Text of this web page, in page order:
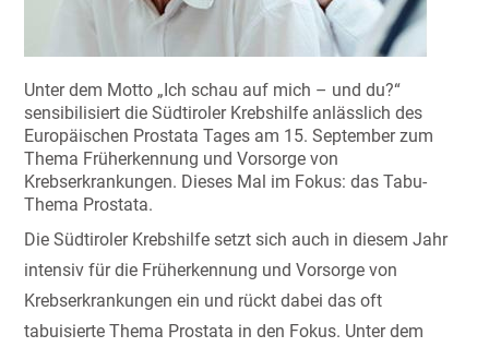
Unter dem Motto „Ich schau auf mich – und du?“
sensibilisiert die Südtiroler Krebshilfe anlässlich des
Europäischen Prostata Tages am 15. September zum
Thema Früherkennung und Vorsorge von
Krebserkrankungen. Dieses Mal im Fokus: das Tabu-
Thema Prostata.
Die Südtiroler Krebshilfe setzt sich auch in diesem Jahr
intensiv für die Früherkennung und Vorsorge von
Krebserkrankungen ein und rückt dabei das oft
tabuisierte Thema Prostata in den Fokus. Unter dem